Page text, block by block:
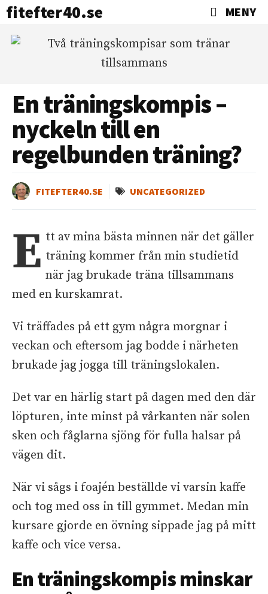
fitefter40.se MENY
En träningskompis –
nyckeln till en
regelbunden träning?
FITEFTER40.SE UNCATEGORIZED
E tt av mina bästa minnen när det gäller
träning kommer från min studietid
när jag brukade träna tillsammans
med en kurskamrat.
Vi träffades på ett gym några morgnar i
veckan och eftersom jag bodde i närheten
brukade jag jogga till träningslokalen.
Det var en härlig start på dagen med den där
löpturen, inte minst på vårkanten när solen
sken och fåglarna sjöng för fulla halsar på
vägen dit.
När vi sågs i foajén beställde vi varsin kaffe
och tog med oss in till gymmet. Medan min
kursare gjorde en övning sippade jag på mitt
kaffe och vice versa.
En träningskompis minskar